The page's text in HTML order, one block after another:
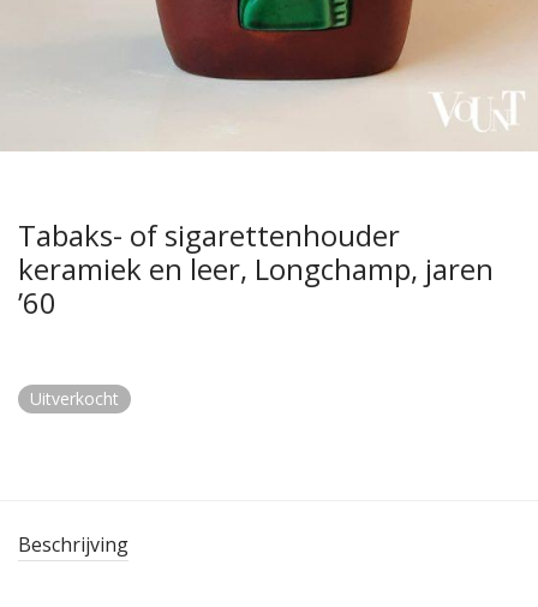
Tabaks- of sigarettenhouder
keramiek en leer, Longchamp, jaren
’60
Uitverkocht
Beschrijving